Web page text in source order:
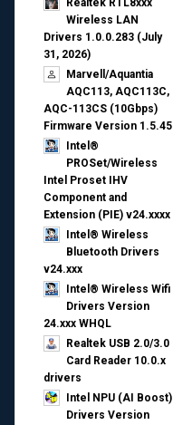
Realtek RTL8xxx
Wireless LAN
Drivers 1.0.0.283 (July
31, 2026)
Marvell/Aquantia
AQC113, AQC113C,
AQC-113CS (10Gbps)
Firmware Version 1.5.45
Intel®
PROSet/Wireless
Intel Proset IHV
Component and
Extension (PIE) v24.xxxx
Intel® Wireless
Bluetooth Drivers
v24.xxx
Intel® Wireless Wifi
Drivers Version
24.xxx WHQL
Realtek USB 2.0/3.0
Card Reader 10.0.x
drivers
Intel NPU (AI Boost)
Drivers Version